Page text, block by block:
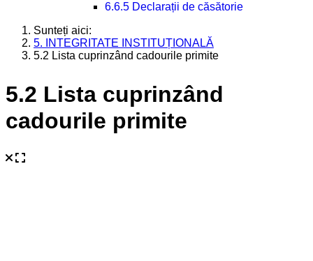
6.6.5 Declarații de căsătorie
Sunteți aici:
5. INTEGRITATE INSTITUȚIONALĂ
5.2 Lista cuprinzând cadourile primite
5.2 Lista cuprinzând
cadourile primite